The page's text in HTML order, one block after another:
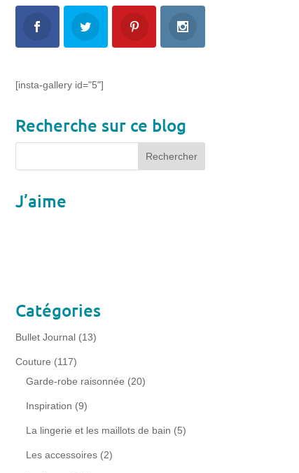
[insta-gallery id="5"]
Recherche sur ce blog
J’aime
Catégories
Bullet Journal(13)
Couture (117)
Garde-robe raisonnée (20)
Inspiration (9)
La lingerie et les maillots de bain (5)
Les accessoires(2)